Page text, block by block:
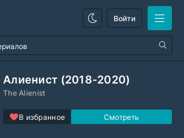
Войти
Алиенист (2018-2020)
The Alienist
В избранное